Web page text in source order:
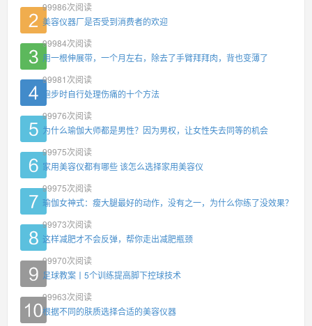
99986次阅读
美容仪器厂是否受到消费者的欢迎
99984次阅读
用一根伸展带，一个月左右，除去了手臂拜拜肉，背也变薄了
99981 次阅读
跑步时自行处理伤痛的十个方法
99976次阅读
为什么瑜伽大师都是男性？因为男权，让女性失去同等的机会
99975次阅读
家用美容仪都有哪些 该怎么选择家用美容仪
99975次阅读
瑜伽女神式：瘦大腿最好的动作，没有之一，为什么你练了没效果？
99973次阅读
这样减肥才不会反弹，帮你走出减肥瓶颈
99970次阅读
足球教案丨5个训练提高脚下控球技术
99963次阅读
根据不同的肤质选择合适的美容仪器